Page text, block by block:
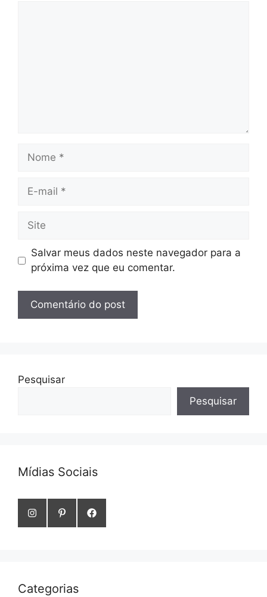
Nome
Site
Salvar meus dados neste navegador para a
próxima vez que eu comentar.
Pesquisar
Pesquisar
Mídias Sociais
Categorias